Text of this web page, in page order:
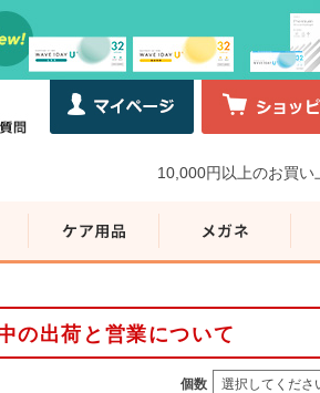
10,000円以上のお買い
の出荷と営業について
個数